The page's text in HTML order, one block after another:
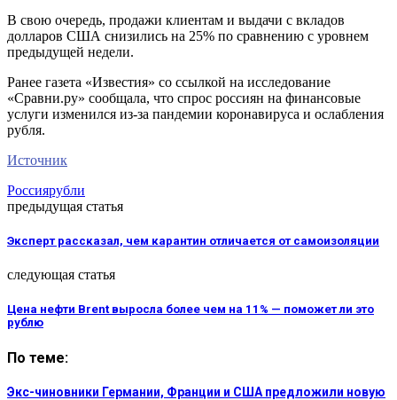
В свою очередь, продажи клиентам и выдачи с вкладов
долларов США снизились на 25% по сравнению с уровнем
предыдущей недели.
Ранее газета «Известия» со ссылкой на исследование
«Сравни.ру» сообщала, что спрос россиян на финансовые
услуги изменился из-за пандемии коронавируса и ослабления
рубля.
Источник
Россиярубли
предыдущая статья
Эксперт рассказал, чем карантин отличается от самоизоляции
следующая статья
Цена нефти Brent выросла более чем на 11% — поможет ли это
рублю
По теме:
Экс-чиновники Германии, Франции и США предложили новую